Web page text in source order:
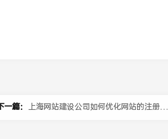
一篇： 上海网站建设公司如何优化网站的注册登